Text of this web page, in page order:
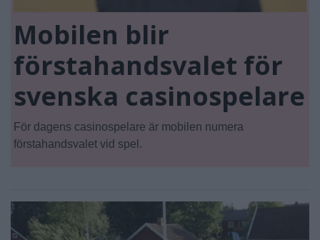
Mobilen blir
förstahandsvalet för
svenska casinospelare
För dagens casinospelare är mobilen numera
förstahandsvalet vid spel.